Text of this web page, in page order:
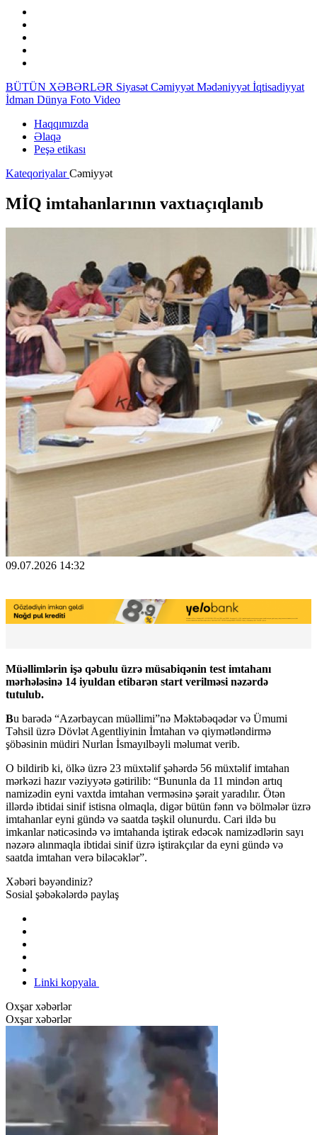
BÜTÜN XƏBƏRLƏR Siyasət Cəmiyyət Mədəniyyət İqtisadiyyat
İdman Dünya Foto Video
Haqqımızda
Əlaqə
Peşə etikası
KateqoriyalarCəmiyyət
MİQ imtahanlarının vaxtıaçıqlanıb
09.07.2026 14:32
Müəllimlərin işə qəbulu üzrə müsabiqənin test imtahanı
mərhələsinə 14 iyuldan etibarən start verilməsi nəzərdə
tutulub.
Bu barədə “Azərbaycan müəllimi”nə Məktəbəqədər və Ümumi
Təhsil üzrə Dövlət Agentliyinin İmtahan və qiymətləndirmə
şöbəsinin müdiri Nurlan İsmayılbəyli məlumat verib.
O bildirib ki, ölkə üzrə 23 müxtəlif şəhərdə 56 müxtəlif imtahan
mərkəzi hazır vəziyyətə gətirilib: “Bununla da 11 mindən artıq
namizədin eyni vaxtda imtahan verməsinə şərait yaradılır. Ötən
illərdə ibtidai sinif istisna olmaqla, digər bütün fənn və bölmələr üzrə
imtahanlar eyni gündə və saatda təşkil olunurdu. Cari ildə bu
imkanlar nəticəsində və imtahanda iştirak edəcək namizədlərin sayı
nəzərə alınmaqla ibtidai sinif üzrə iştirakçılar da eyni gündə və
saatda imtahan verə biləcəklər”.
Xəbəri bəyəndiniz?
Sosial şəbəkələrdə paylaş
Linki kopyala
Oxşar xəbərlər
Oxşar xəbərlər